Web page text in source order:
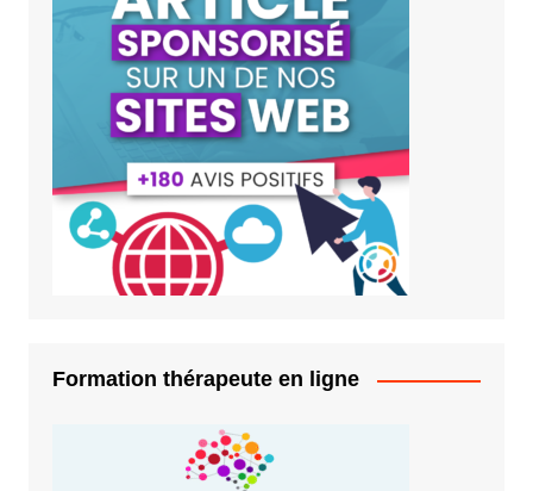
Formation thérapeute en ligne